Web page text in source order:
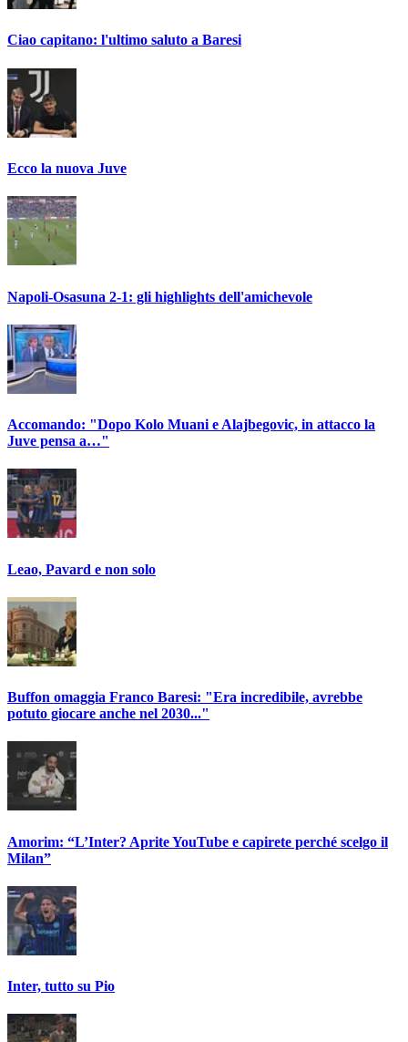
Ciao capitano: l'ultimo saluto a Baresi
Ecco la nuova Juve
Napoli-Osasuna 2-1: gli highlights dell'amichevole
Accomando: "Dopo Kolo Muani e Alajbegovic, in attacco la
Juve pensa a…"
Leao, Pavard e non solo
Buffon omaggia Franco Baresi: "Era incredibile, avrebbe
potuto giocare anche nel 2030..."
Amorim: “L’Inter? Aprite YouTube e capirete perché scelgo il
Milan”
Inter, tutto su Pio